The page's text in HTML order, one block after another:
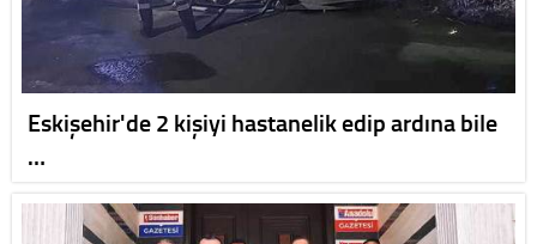
Eskişehir'de 2 kişiyi hastanelik edip ardına bile
…